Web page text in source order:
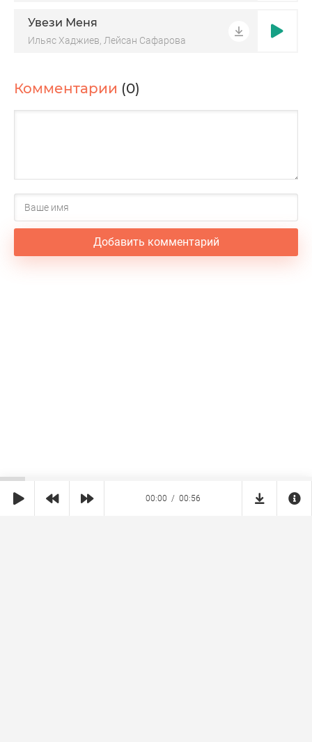
Увези Меня
Ильяс Хаджиев, Лейсан Сафарова
Комментарии (0)
Добавить комментарий
00:00 00:56